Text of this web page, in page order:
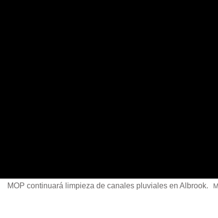
MOP continuará limpieza de canales pluviales en Albrook.